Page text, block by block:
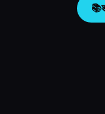
📚